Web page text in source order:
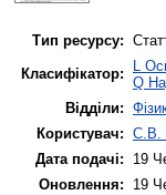
Тип ресурсу:
Класифікатор:
L
Q
Відділи:
Користувач: С.В.
Дата подачі:
19
Оновлення:
19